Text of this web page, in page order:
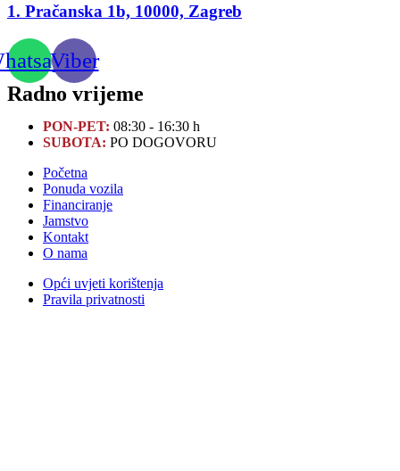
1. Pračanska 1b, 10000, Zagreb
Viber
Radno vrijeme
PON-PET: 08:30 - 16:30 h
SUBOTA: PO DOGOVORU
Početna
Ponuda vozila
Financiranje
Jamstvo
Kontakt
O nama
Opći uvjeti korištenja
Pravila privatnosti